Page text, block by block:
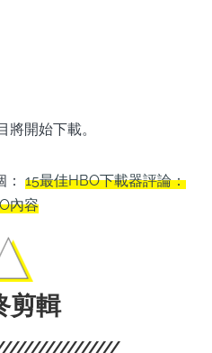
將開始下載。
15最佳HBO下載器評論：
內容
剪輯